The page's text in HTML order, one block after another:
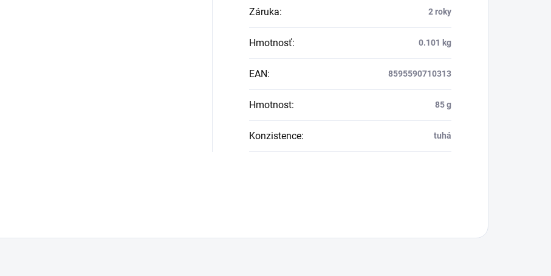
Záruka: 2 roky
Hmotnosť: 0.101 kg
EAN: 8595590710313
Hmotnost: 85 g
Konzistence: tuhá